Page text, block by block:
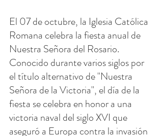
El 07 de octubre, la Iglesia Católica
Romana celebra la fiesta anual de
Nuestra Señora del Rosario.
Conocido durante varios siglos por
el título alternativo de "Nuestra
Señora de la Victoria", el día de la
fiesta se celebra en honor a una
victoria naval del siglo XVI que
aseguró a Europa contra la invasión